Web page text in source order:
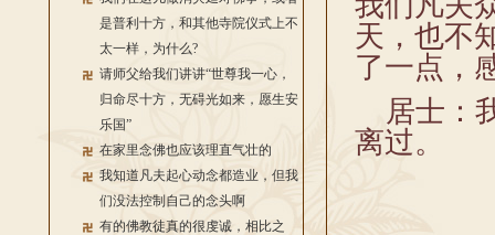
是普利十方，和其他寺院仪式上不
太一样，为什么?
请师父给我们讲讲“世尊我一心，
归命尽十方，无碍光如来，愿生安
乐国”
在家里念佛也应该理直气壮的
我知道凡夫起心动念都造业，但我
们没法控制自己的念头啊
有的佛教徒真的很虔诚，相比之
天，也不
了一点，
居士：
离过。